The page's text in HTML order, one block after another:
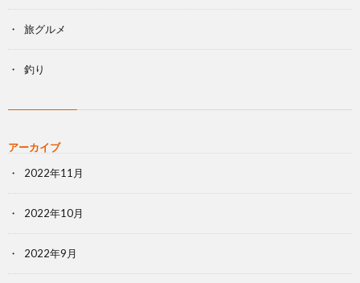
旅グルメ
釣り
アーカイブ
2022年11月
2022年10月
2022年9月